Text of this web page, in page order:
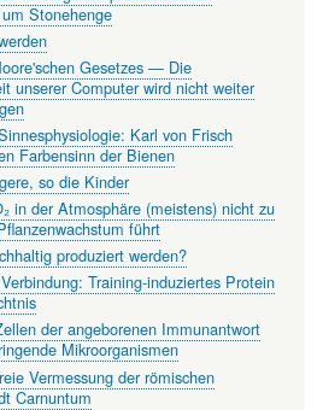
Stonehenge
Gesetzes — Die
unserer Computer wird nicht weiter
Karl von Frisch
Farbensinn der Bienen
so die Kinder
in der Atmosphäre (meistens) nicht zu
führt
produziert werden?
Training-induziertes Protein
der angeborenen Immunantwort
Mikroorganismen
Vermessung der römischen
Carnuntum